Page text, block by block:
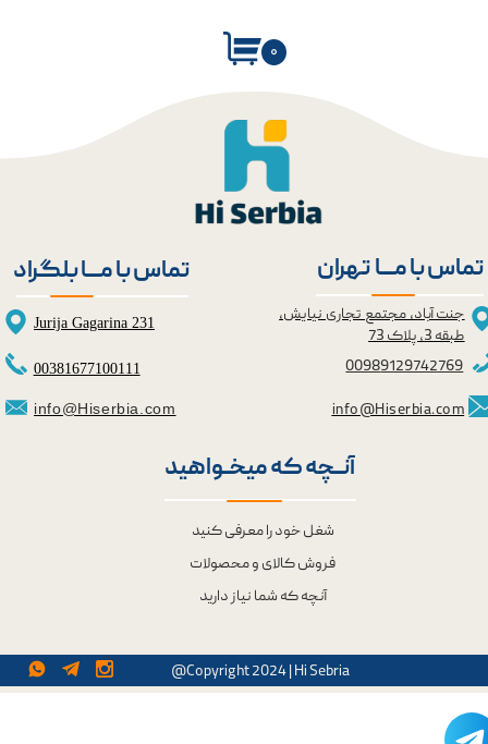
۰
@Copyright 2024 | Hi Sebria
شغل خود را معرفی کنید
فروش کالای و محصولات
آنچه که شما نیاز دارید
آنــچه که میخــواهید
تماس با مــــا تهران
جنت آباد، مجتمع تجاری نیایش،
طبقه 3، پلاک 73
00989129742769
info@Hiserbia.com
تماس با مــــا بلگراد
Jurija Gagarina 231
info@Hiserbia.com
00381677100111